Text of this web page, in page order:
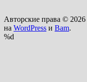
Авторские права © 2026
на WordPress и Bam.
%d